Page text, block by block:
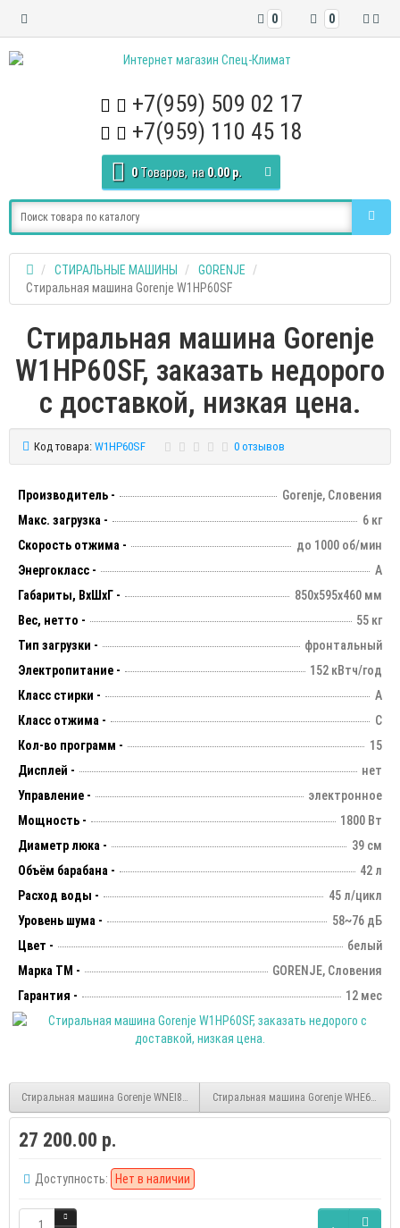
0
0
+7(959) 509 02 17
+7(959) 110 45 18
0 Tоваров, на 0.00 р.
СТИРАЛЬНЫЕ МАШИНЫ
GORENJE
Стиральная машина Gorenje W1HP60SF
Стиральная машина Gorenje
W1HP60SF, заказать недорого
с доставкой, низкая цена.
Код товара: W1HP60SF 0 отзывов
Производитель -
Gorenje, Словения
Макс. загрузка -
6 кг
Скорость отжима -
до 1000 об/мин
Энергокласс -
А
Габариты, ВхШхГ -
850х595х460 мм
Вес, нетто -
55 кг
Тип загрузки -
фронтальный
Электропитание -
152 кВтч/год
Класс стирки -
А
Класс отжима -
C
Кол-во программ -
15
Дисплей -
нет
Управление -
электронное
Мощность -
1800 Вт
Диаметр люка -
39 см
Объём барабана -
42 л
Расход воды -
45 л/цикл
Уровень шума -
58~76 дБ
Цвет -
белый
Марка ТМ -
GORENJE, Словения
Гарантия -
12 мес
Стиральная машина Gorenje WNEI84SDS inverterСтиральная машина Gorenje WHE60SFS
27 200.00 р.
Доступность: Нет в наличии